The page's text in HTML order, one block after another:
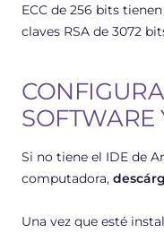
ECC de 256 bits
claves RSA de 3072
Si no tiene el IDE de
computadora,
Una vez que esté